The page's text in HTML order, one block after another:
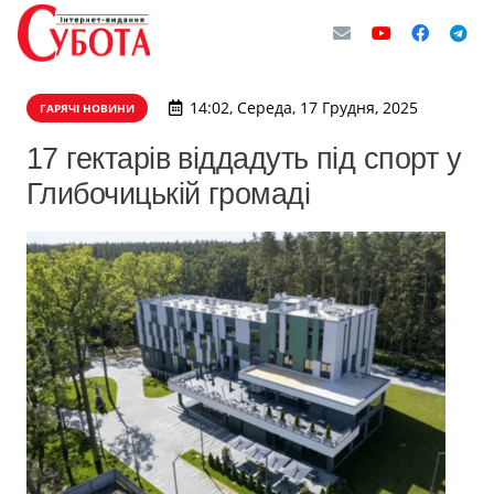
ГАРЯЧІ НОВИНИ 14:02, Середа, 17 Грудня, 2025
17 гектарів віддадуть під спорт у
Глибочицькій громаді